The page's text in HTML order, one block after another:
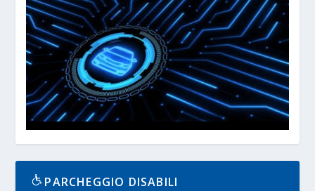
PARCHEGGIO DISABILI